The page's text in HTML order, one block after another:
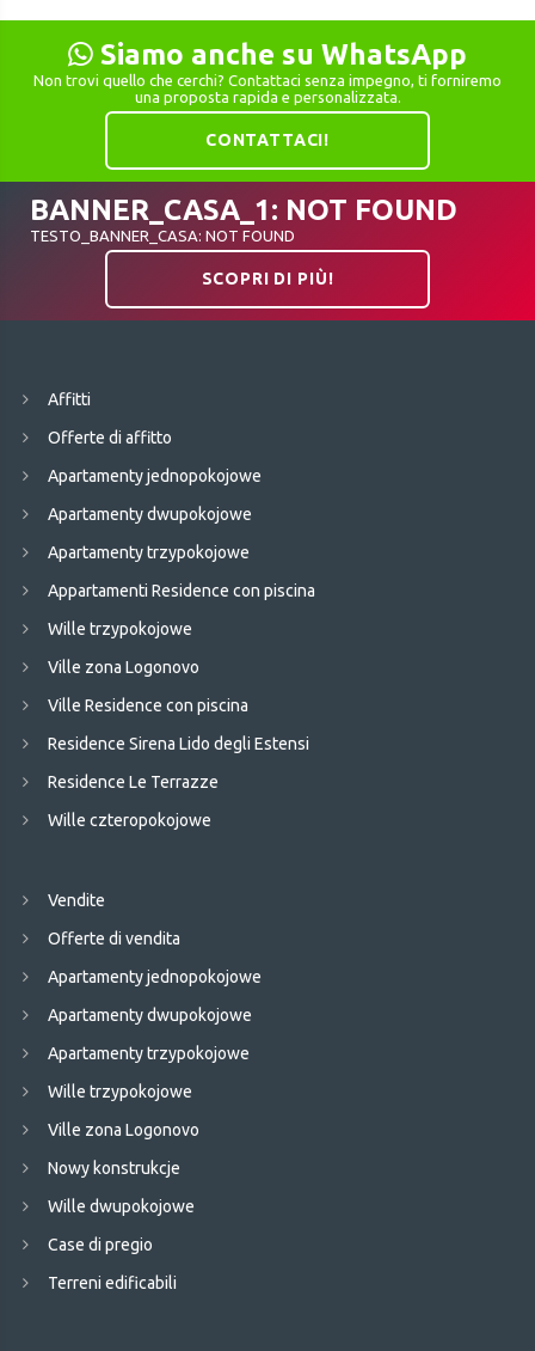
Siamo anche su WhatsApp
Non trovi quello che cerchi? Contattaci senza impegno, ti forniremo
una proposta rapida e personalizzata.
CONTATTACI!
BANNER_CASA_1: NOT FOUND
TESTO_BANNER_CASA: NOT FOUND
SCOPRI DI PIÙ!
Affitti
Offerte di affitto
Apartamenty jednopokojowe
Apartamenty dwupokojowe
Apartamenty trzypokojowe
Appartamenti Residence con piscina
Wille trzypokojowe
Ville zona Logonovo
Ville Residence con piscina
Residence Sirena Lido degli Estensi
Residence Le Terrazze
Wille czteropokojowe
Vendite
Offerte di vendita
Apartamenty jednopokojowe
Apartamenty dwupokojowe
Apartamenty trzypokojowe
Wille trzypokojowe
Ville zona Logonovo
Nowy konstrukcje
Wille dwupokojowe
Case di pregio
Terreni edificabili